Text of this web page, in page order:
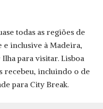
todas as regiões de
inclusive à Madeira,
para visitar. Lisboa
recebeu, incluindo o de
para City Break.